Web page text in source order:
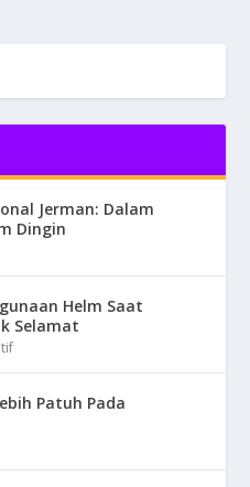
Jerman: Dalam
Dingin
Helm Saat
Selamat
Patuh Pada